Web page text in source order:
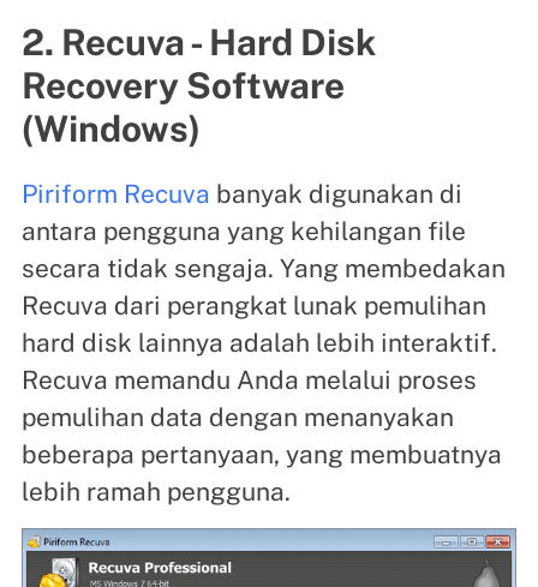
2. Recuva - Hard Disk
Recovery Software
(Windows)
Piriform Recuva banyak digunakan di
antara pengguna yang kehilangan file
secara tidak sengaja. Yang membedakan
Recuva dari perangkat lunak pemulihan
hard disk lainnya adalah lebih interaktif.
Recuva memandu Anda melalui proses
pemulihan data dengan menanyakan
beberapa pertanyaan, yang membuatnya
lebih ramah pengguna.